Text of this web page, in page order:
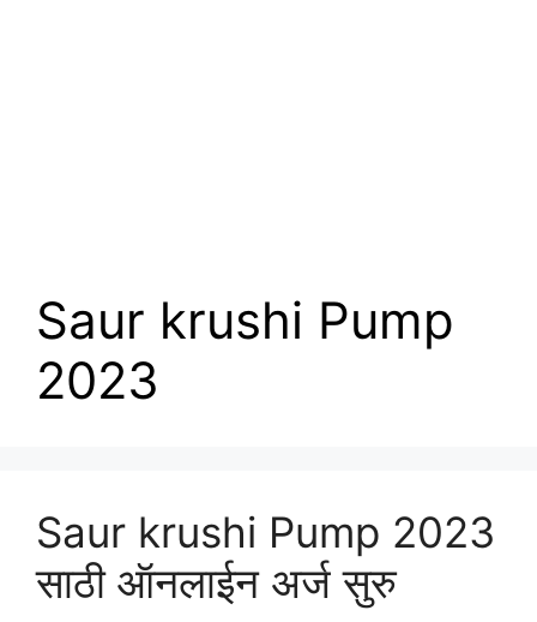
Saur krushi Pump
2023
Saur krushi Pump 2023
साठी ऑनलाईन अर्ज सुरु